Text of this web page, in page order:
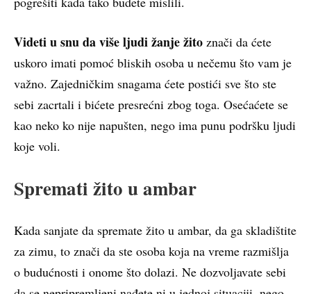
Videti u snu da više ljudi žanje žito znači da ćete
uskoro imati pomoć bliskih osoba u nečemu što vam je
važno. Zajedničkim snagama ćete postići sve što ste
sebi zacrtali i bićete presrećni zbog toga. Osećaćete se
kao neko ko nije napušten, nego ima punu podršku ljudi
koje voli.
Spremati žito u ambar
Kada sanjate da spremate žito u ambar, da ga skladištite
za zimu, to znači da ste osoba koja na vreme razmišlja
o budućnosti i onome što dolazi. Ne dozvoljavate sebi